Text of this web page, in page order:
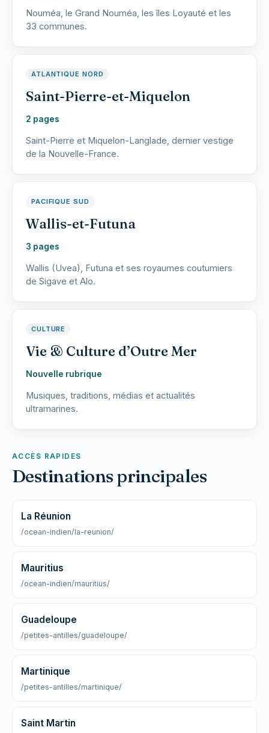
Nouméa, le Grand Nouméa, les îles Loyauté et les
33 communes.
ATLANTIQUE NORD
Saint-Pierre-et-Miquelon
2 pages
Saint-Pierre et Miquelon-Langlade, dernier vestige
de la Nouvelle-France.
PACIFIQUE SUD
Wallis-et-Futuna
3 pages
Wallis (Uvea), Futuna et ses royaumes coutumiers
de Sigave et Alo.
CULTURE
Vie & Culture d’Outre Mer
Nouvelle rubrique
Musiques, traditions, médias et actualités
ultramarines.
ACCÈS RAPIDES
Destinations principales
La Réunion
/ocean-indien/la-reunion/
Mauritius
/ocean-indien/mauritius/
Guadeloupe
/petites-antilles/guadeloupe/
Martinique
/petites-antilles/martinique/
Saint Martin